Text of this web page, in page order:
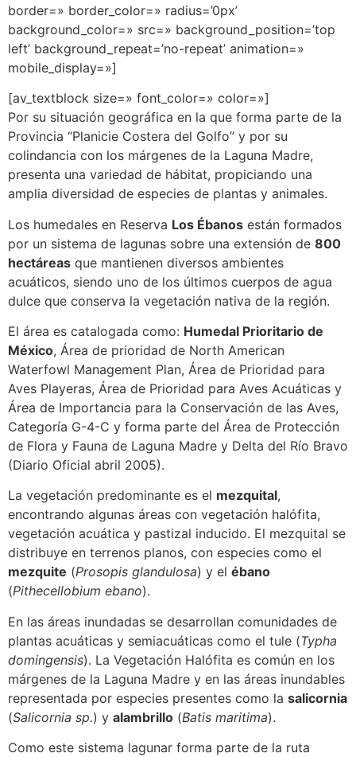
border=» border_color=» radius=’0px’
background_color=» src=» background_position=’top
left’ background_repeat=’no-repeat’ animation=»
mobile_display=»]
[av_textblock size=» font_color=» color=»]
Por su situación geográfica en la que forma parte de la
Provincia “Planicie Costera del Golfo” y por su
colindancia con los márgenes de la Laguna Madre,
presenta una variedad de hábitat, propiciando una
amplia diversidad de especies de plantas y animales.
Los humedales en Reserva Los Ébanos están formados
por un sistema de lagunas sobre una extensión de 800
hectáreas que mantienen diversos ambientes
acuáticos, siendo uno de los últimos cuerpos de agua
dulce que conserva la vegetación nativa de la región.
El área es catalogada como: Humedal Prioritario de
México, Área de prioridad de North American
Waterfowl Management Plan, Área de Prioridad para
Aves Playeras, Área de Prioridad para Aves Acuáticas y
Área de Importancia para la Conservación de las Aves,
Categoría G-4-C y forma parte del Área de Protección
de Flora y Fauna de Laguna Madre y Delta del Río Bravo
(Diario Oficial abril 2005).
La vegetación predominante es el mezquital,
encontrando algunas áreas con vegetación halófita,
vegetación acuática y pastizal inducido. El mezquital se
distribuye en terrenos planos, con especies como el
mezquite (Prosopis glandulosa) y el ébano
(Pithecellobium ebano).
En las áreas inundadas se desarrollan comunidades de
plantas acuáticas y semiacuáticas como el tule (Typha
domingensis). La Vegetación Halófita es común en los
márgenes de la Laguna Madre y en las áreas inundables
representada por especies presentes como la salicornia
(Salicornia sp.) y alambrillo (Batis maritima).
Como este sistema lagunar forma parte de la ruta